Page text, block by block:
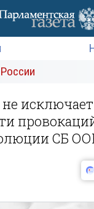
исключает
СБ